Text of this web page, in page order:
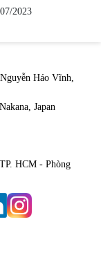
2023
Háo Vĩnh,
Japan
HCM - Phòng